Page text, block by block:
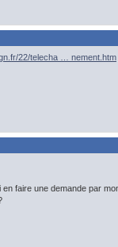
22/telecha … nement.htm
faire une demande par